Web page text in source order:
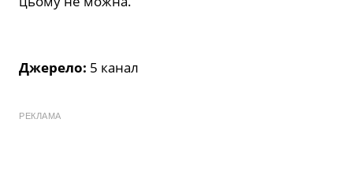
Джерело: 5 канал
РЕКЛАМА